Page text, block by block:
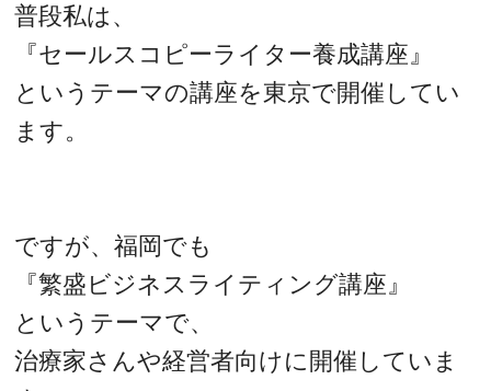
普段私は、
『セールスコピーライター養成講座』
というテーマの講座を東京で開催してい
ます。
ですが、福岡でも
『繁盛ビジネスライティング講座』
というテーマで、
治療家さんや経営者向けに開催していま